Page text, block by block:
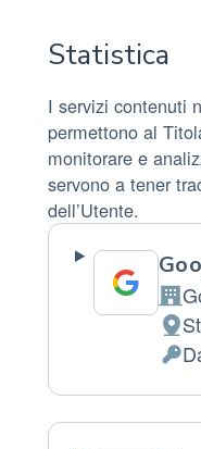
Statistica
I servizi contenuti
permettono al
monitorare e
servono a tener
dell’Utente.
del
Dati